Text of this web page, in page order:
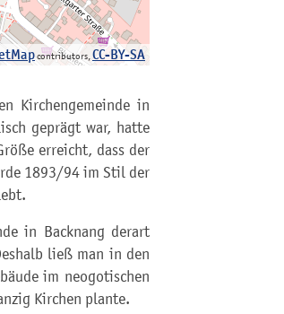
contributors, CC-BY-SA
Kirchengemeinde in
geprägt war, hatte
erreicht, dass der
1893/94 im Stil der
in Backnang derart
ließ man in den
im neogotischen
Kirchen plante.